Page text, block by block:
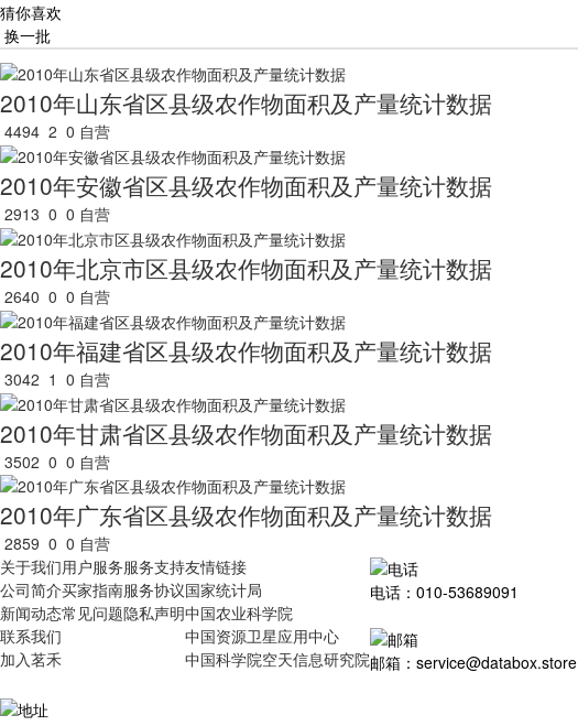
猜你喜欢
换一批
2010年山东省区县级农作物面积及产量统计数据
4494 2 0 自营
2010年安徽省区县级农作物面积及产量统计数据
2913 0 0 自营
2010年北京市区县级农作物面积及产量统计数据
2640 0 0 自营
2010年福建省区县级农作物面积及产量统计数据
3042 1 0 自营
2010年甘肃省区县级农作物面积及产量统计数据
3502 0 0 自营
2010年广东省区县级农作物面积及产量统计数据
2859 0 0 自营
关于我们
公司简介
新闻动态
联系我们
加入茗禾
用户服务
买家指南
常见问题
服务支持
服务协议
隐私声明
友情链接
国家统计局
中国农业科学院
中国资源卫星应用中心
中国科学院空天信息研究院
电话：010-53689091
邮箱：service@databox.store